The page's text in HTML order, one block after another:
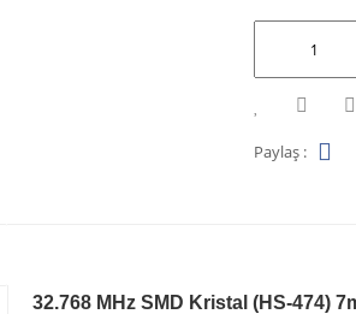
Paylaş :
32.768 MHz SMD Kristal (HS-474)